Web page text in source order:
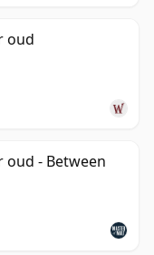
oud
oud - Between